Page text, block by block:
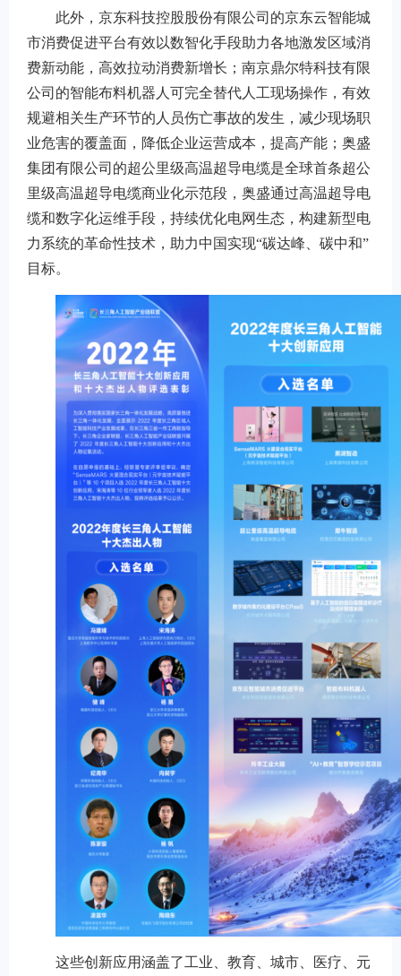
此外，京东科技控股股份有限公司的京东云智能城
市消费促进平台有效以数智化手段助力各地激发区域消
费新动能，高效拉动消费新增长；南京鼎尔特科技有限
公司的智能布料机器人可完全替代人工现场操作，有效
规避相关生产环节的人员伤亡事故的发生，减少现场职
业危害的覆盖面，降低企业运营成本，提高产能；奥盛
集团有限公司的超公里级高温超导电缆是全球首条超公
里级高温超导电缆商业化示范段，奥盛通过高温超导电
缆和数字化运维手段，持续优化电网生态，构建新型电
力系统的革命性技术，助力中国实现“碳达峰、碳中和”
目标。
这些创新应用涵盖了工业、教育、城市、医疗、元